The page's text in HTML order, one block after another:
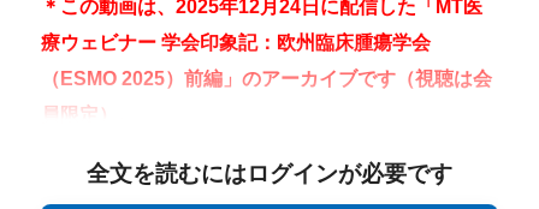
＊この動画は、2025年12月24日に配信した「MT医
療ウェビナー 学会印象記：欧州臨床腫瘍学会
（ESMO 2025）前編」のアーカイブです（視聴は会
員限定）。
全文を読むにはログインが必要です